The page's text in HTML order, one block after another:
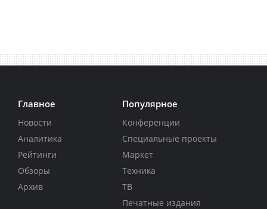
Главное
Новости
Аналитика
Рейтинги
Обзоры
Архив
Популярное
Конференции
Специальные проекты
Маркет
Техника
ТВ
Печатные издания